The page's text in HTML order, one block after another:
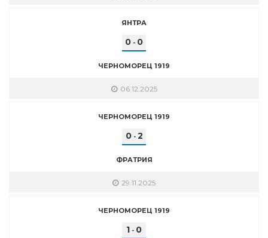
ЯНТРА
0 - 0
ЧЕРНОМОРЕЦ 1919
06.12.2025
ЧЕРНОМОРЕЦ 1919
0- 2
ФРАТРИЯ
29.11.2025
ЧЕРНОМОРЕЦ 1919
1 - 0